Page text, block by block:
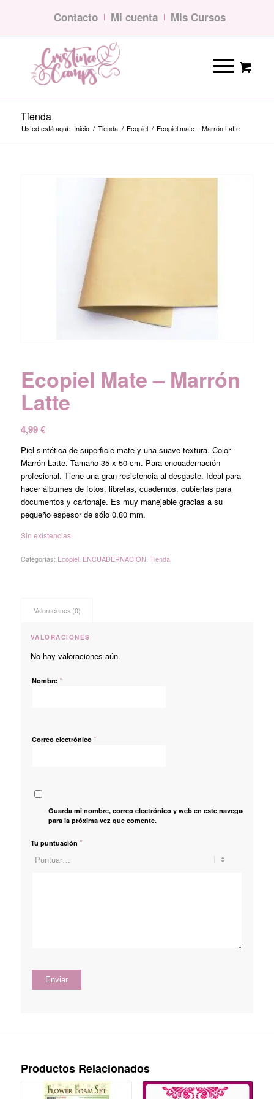
Contacto Mi cuenta Mis Cursos
Tienda
Usted está aquí: Inicio / Tienda / Ecopiel / Ecopiel mate – Marrón Latte
Ecopiel Mate – Marrón
Latte
4,99€
Piel sintética de superficie mate y una suave textura. Color
Marrón Latte. Tamaño 35 x 50 cm. Para encuadernación
profesional. Tiene una gran resistencia al desgaste. Ideal para
hacer álbumes de fotos, libretas, cuadernos, cubiertas para
documentos y cartonaje. Es muy manejable gracias a su
pequeño espesor de sólo 0,80 mm.
Sin existencias
Categorías: Ecopiel, ENCUADERNACIÓN, Tienda
Valoraciones (0)
VALORACIONES
No hay valoraciones aún.
Nombre *
Correo electrónico *
Guarda mi nombre, correo electrónico y web en este navegador
para la próxima vez que comente.
Tu puntuación *
Productos Relacionados